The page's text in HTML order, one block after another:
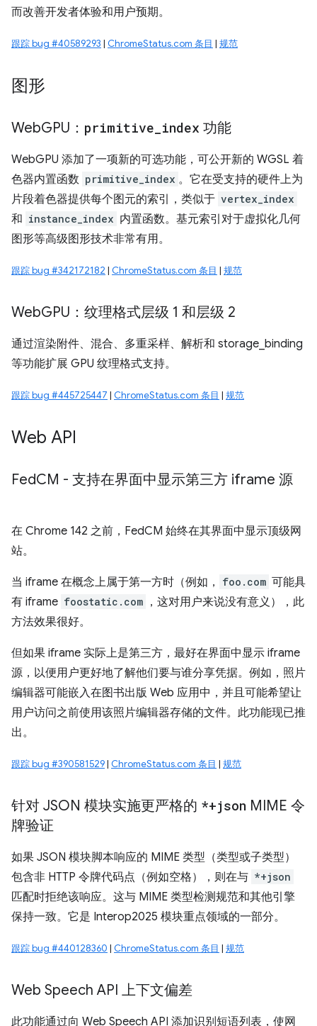
而改善开发者体验和用户预期。
跟踪 bug #40589293 | ChromeStatus.com 条目 | 规范
图形
WebGPU： primitive index 功能
WebGPU 添加了一项新的可选功能，可公开新的 WGSL 着
色器内置函数 primitive_index 。它在受支持的硬件上为
片段着色器提供每个图元的索引，类似于 vertex_index
和 instance_index 内置函数。基元索引对于虚拟化几何
图形等高级图形技术非常有用。
跟踪 bug #342172182 | ChromeStatus.com 条目 | 规范
WebGPU：纹理格式层级 1 和层级 2
通过渲染附件、混合、多重采样、解析和 storage_binding
等功能扩展 GPU 纹理格式支持。
跟踪 bug #445725447 | ChromeStatus.com 条目 | 规范
Web API
FedCM - 支持在界面中显示第三方 iframe 源
在 Chrome 142 之前，FedCM 始终在其界面中显示顶级网
站。
当 iframe 在概念上属于第一方时（例如， foo.com 可能具
有 iframe foostatic.com ，这对用户来说没有意义），此
方法效果很好。
但如果 iframe 实际上是第三方，最好在界面中显示 iframe
源，以便用户更好地了解他们要与谁分享凭据。例如，照片
编辑器可能嵌入在图书出版 Web 应用中，并且可能希望让
用户访问之前使用该照片编辑器存储的文件。此功能现已推
出。
跟踪 bug #390581529| ChromeStatus.com 条目 | 规范
针对 JSON 模块实施更严格的 *+json MIME 令
牌验证
如果 JSON 模块脚本响应的 MIME 类型（类型或子类型）
包含非 HTTP 令牌代码点（例如空格），则在与 *+json
匹配时拒绝该响应。这与 MIME 类型检测规范和其他引擎
保持一致。它是 Interop2025 模块重点领域的一部分。
跟踪 bug #440128360 | ChromeStatus.com 条目 | 规范
Web Speech API 上下文偏差
此功能通过向 Web Speech API 添加识别短语列表，使网